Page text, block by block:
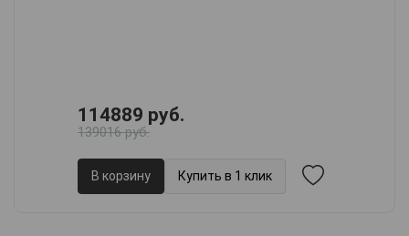
114889 руб.
139016 руб.
В корзину Купить в 1 клик